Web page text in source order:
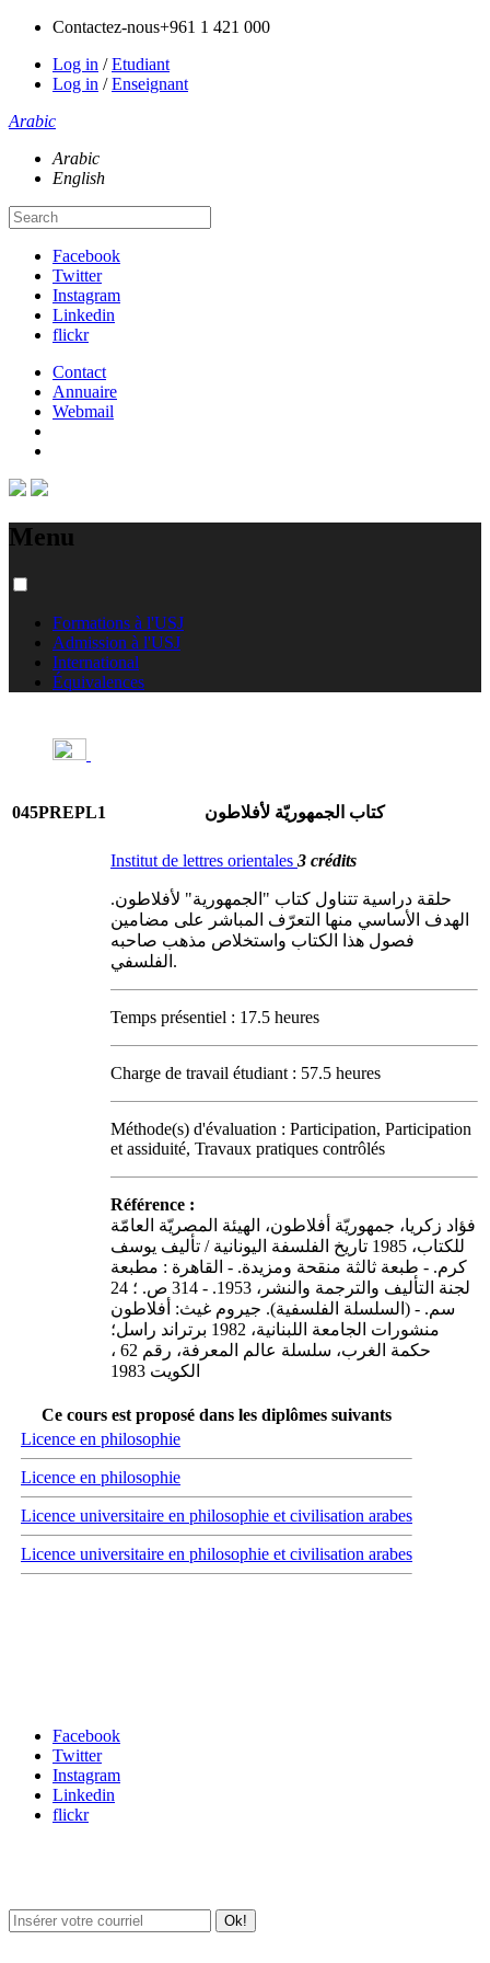
Contactez-nous+961 1 421 000
Log in /Etudiant
Log in /Enseignant
Arabic
Arabic
English
Facebook
Twitter
Instagram
Linkedin
flickr
Contact
Annuaire
Webmail
Menu
Formations à l'USJ
Admission à l'USJ
International
Équivalences
045PREPL1 كتاب الجمهوريّة لأفلاطون
Institut de lettres orientales 3 crédits
حلقة دراسية تتناول كتاب "الجمهورية" لأفلاطون.
الهدف الأساسي منها التعرّف المباشر على مضامين
فصول هذا الكتاب واستخلاص مذهب صاحبه
الفلسفي.
Temps présentiel : 17.5 heures
Charge de travail étudiant : 57.5 heures
Méthode(s) d'évaluation : Participation, Participation
et assiduité, Travaux pratiques contrôlés
Référence :
فؤاد زكريا، جمهوريّة أفلاطون، الهيئة المصريّة العامّة
للكتاب، 1985 تاريخ الفلسفة اليونانية / تأليف يوسف
كرم. - طبعة ثالثة منقحة ومزيدة. - القاهرة : مطبعة
لجنة التأليف والترجمة والنشر، 1953. - 314 ص. ؛ 24
سم. - (السلسلة الفلسفية). جيروم غيث: أفلاطون
منشورات الجامعة اللبنانية، 1982 برتراند راسل؛
حكمة الغرب، سلسلة عالم المعرفة، رقم 62 ،
الكويت 1983
Ce cours est proposé dans les diplômes suivants
Licence en philosophie
Licence en philosophie
Licence universitaire en philosophie et civilisation arabes
Licence universitaire en philosophie et civilisation arabes
Facebook
Twitter
Instagram
Linkedin
flickr